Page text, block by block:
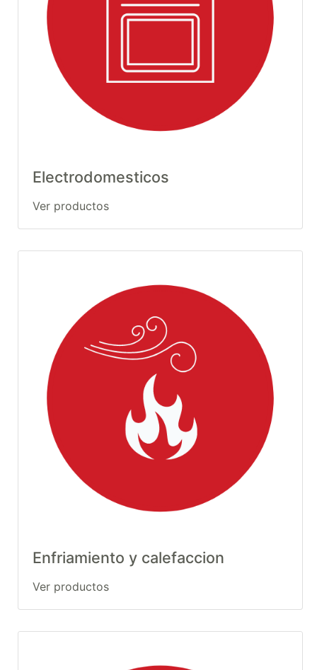
Electrodomesticos
Ver productos
Enfriamiento y calefaccion
Ver productos